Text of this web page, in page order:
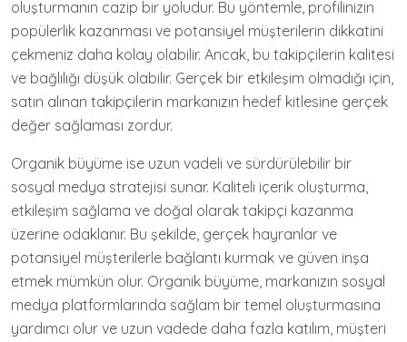
oluşturmanın cazip bir yoludur. Bu yöntemle, profilinizin
popülerlik kazanması ve potansiyel müşterilerin dikkatini
çekmeniz daha kolay olabilir. Ancak, bu takipçilerin kalitesi
ve bağlılığı düşük olabilir. Gerçek bir etkileşim olmadığı için,
satın alınan takipçilerin markanızın hedef kitlesine gerçek
değer sağlaması zordur.
Organik büyüme ise uzun vadeli ve sürdürülebilir bir
sosyal medya stratejisi sunar. Kaliteli içerik oluşturma,
etkileşim sağlama ve doğal olarak takipçi kazanma
üzerine odaklanır. Bu şekilde, gerçek hayranlar ve
potansiyel müşterilerle bağlantı kurmak ve güven inşa
etmek mümkün olur. Organik büyüme, markanızın sosyal
medya platformlarında sağlam bir temel oluşturmasına
yardımcı olur ve uzun vadede daha fazla katılım, müşteri